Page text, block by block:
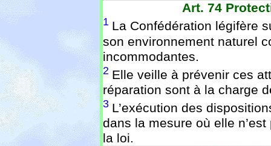
Art. 74
1 La Confédération légifère
son environnement naturel
incommodantes.
2 Elle veille à prévenir ces
réparation sont à la charge
3 L’exécution des
dans la mesure où elle
la loi.